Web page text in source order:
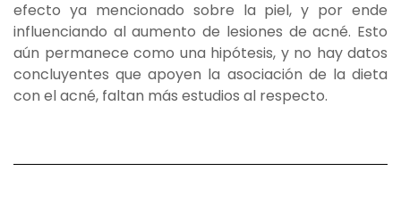
efecto ya mencionado sobre la piel, y por ende
influenciando al aumento de lesiones de acné. Esto
aún permanece como una hipótesis, y no hay datos
concluyentes que apoyen la asociación de la dieta
con el acné, faltan más estudios al respecto.